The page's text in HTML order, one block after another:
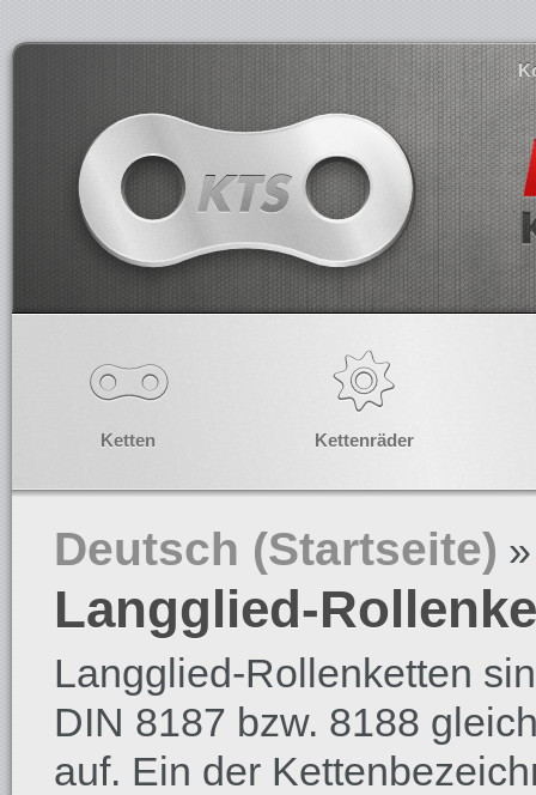
Ketten Kettenräder
Deutsch (Startseite)
Langglied-
Langglied-Rollenketten
DIN 8187 bzw. 8188
auf. Ein der